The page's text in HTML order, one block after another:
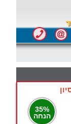
35%
הנחה